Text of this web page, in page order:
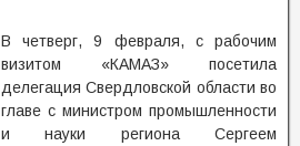
В четверг, 9 февраля, с рабочим
визитом «КАМАЗ» посетила
делегация Свердловской области во
главе с министром промышленности
и науки региона Сергеем